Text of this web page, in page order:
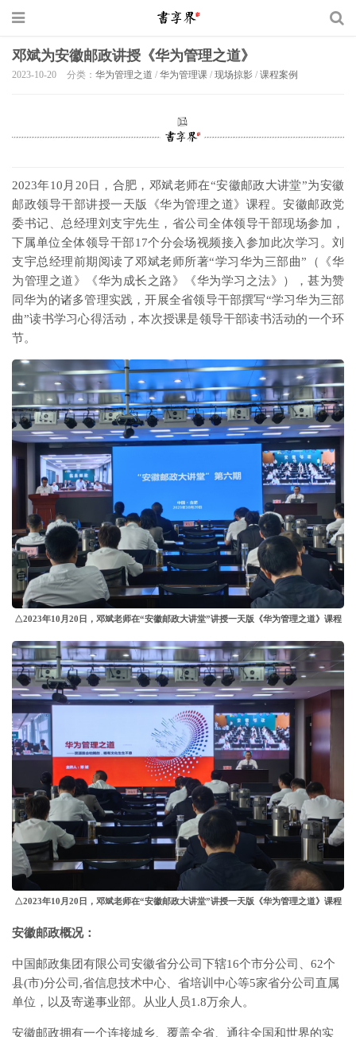
邓斌为安徽邮政讲授《华为管理之道》
2023-10-20 分类： 华为管理之道 / 华为管理课 / 现场掠影 / 课程案例
2023年10月20日，合肥，邓斌老师在“安徽邮政大讲堂”为安徽
邮政领导干部讲授一天版《华为管理之道》课程。安徽邮政党
委书记、总经理刘支宇先生，省公司全体领导干部现场参加，
下属单位全体领导干部17个分会场视频接入参加此次学习。刘
支宇总经理前期阅读了邓斌老师所著“学习华为三部曲”（《华
为管理之道》《华为成长之路》《华为学习之法》），甚为赞
同华为的诸多管理实践，开展全省领导干部撰写“学习华为三部
曲”读书学习心得活动，本次授课是领导干部读书活动的一个环
节。
△2023年10月20日，邓斌老师在“安徽邮政大讲堂”讲授一天版《华为管理之道》课程
△2023年10月20日，邓斌老师在“安徽邮政大讲堂”讲授一天版《华为管理之道》课程
安徽邮政概况：
中国邮政集团有限公司安徽省分公司下辖16个市分公司、62个
县(市)分公司,省信息技术中心、省培训中心等5家省分公司直属
单位，以及寄递事业部。从业人员1.8万余人。
安徽邮政拥有一个连接城乡、覆盖全省、通往全国和世界的实